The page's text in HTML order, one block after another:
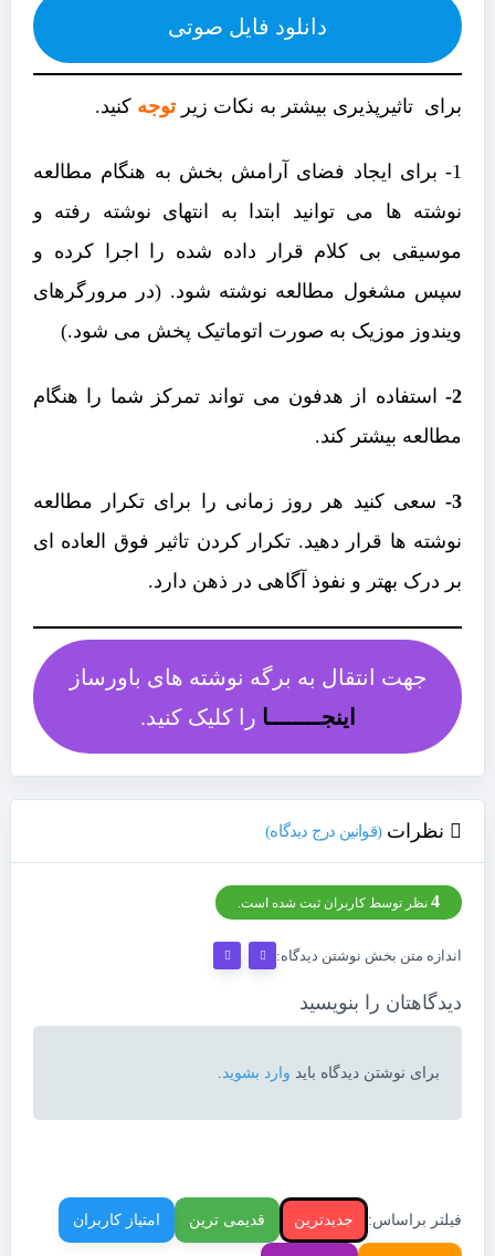
دانلود فایل صوتی
برای تاثیرپذیری بیشتر به نکات زیرتوجه کنید.
1- برای ایجاد فضای آرامش بخش به هنگام مطالعه
نوشته ها می توانید ابتدا به انتهای نوشته رفته و
موسیقی بی کلام قرار داده شده را اجرا کرده و
سپس مشغول مطالعه نوشته شود. (در مرورگرهای
ویندوز موزیک به صورت اتوماتیک پخش می شود.)
2-
استفاده از هدفون می تواند تمرکز شما را هنگام
مطالعه بیشتر کند.
3-
سعی کنید هر روز زمانی را برای تکرار مطالعه
نوشته ها قرار دهید. تکرار کردن تاثیر فوق العاده ای
بر درک بهتر و نفوذ آگاهی در ذهن دارد.
جهت انتقال به برگه نوشته های باورساز
اینجــــــــا را کلیک کنید.
نظرات (قوانین درج دیدگاه)
4 نظر توسط کاربران ثبت شده است.
اندازه متن بخش نوشتن دیدگاه:
دیدگاهتان را بنویسید
برای نوشتن دیدگاه باید وارد بشوید.
فیلتر براساس: جدیدترین قدیمی ترین امتیاز کاربران